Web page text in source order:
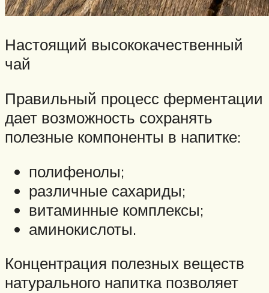
Настоящий высококачественный
чай
Правильный процесс ферментации
дает возможность сохранять
полезные компоненты в напитке:
полифенолы;
различные сахариды;
витаминные комплексы;
аминокислоты.
Концентрация полезных веществ
натурального напитка позволяет